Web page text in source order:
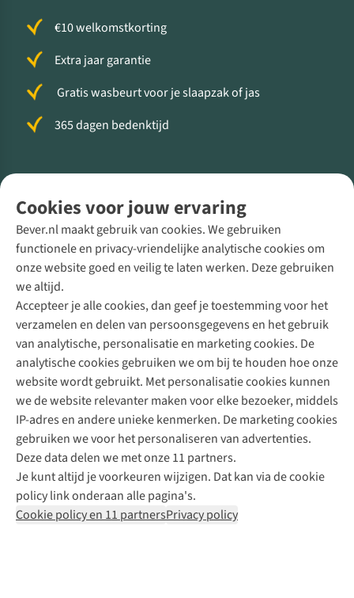
Cookies voor jouw ervaring
Bever.nl maakt gebruik van cookies. We gebruiken
functionele en privacy-vriendelijke analytische cookies om
onze website goed en veilig te laten werken. Deze gebruiken
we altijd.
Accepteer je alle cookies, dan geef je toestemming voor het
verzamelen en delen van persoonsgegevens en het gebruik
van analytische, personalisatie en marketing cookies. De
analytische cookies gebruiken we om bij te houden hoe onze
website wordt gebruikt. Met personalisatie cookies kunnen
we de website relevanter maken voor elke bezoeker, middels
IP-adres en andere unieke kenmerken. De marketing cookies
gebruiken we voor het personaliseren van advertenties.
Deze data delen we met onze 11 partners.
Je kunt altijd je voorkeuren wijzigen. Dat kan via de cookie
policy link onderaan alle pagina's.
Cookie policy en 11 partnersPrivacy policy
€10 welkomstkorting
Extra jaar garantie
Gratis wasbeurt voor je slaapzak of jas
365 dagen bedenktijd
Direct advies van een Buitenexpert
+31 (0)85 888 50 88
+31 6 12 28 49 80
Contactformulier